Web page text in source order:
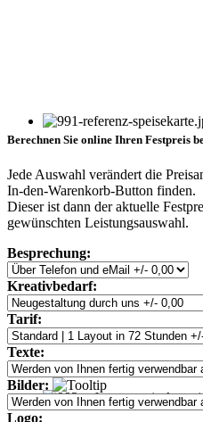
Berechnen Sie online Ihren Festpreis
Jede Auswahl verändert die
In-den-Warenkorb-Button finden.
Dieser ist dann der aktuelle
gewünschten Leistungsauswahl.
Besprechung:
Kreativbedarf:
Tarif:
Texte:
Bilder:
Logo: